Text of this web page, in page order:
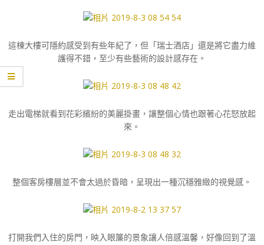
這棟大樓可隱約感受到有些年紀了，但「瑞士酒店」還是將它盡力維
護得不錯，至少有些藝術的設計感存在。
走出電梯就看到花彩繽紛的美麗掛畫，讓整個心情也跟著心花怒放起
來。
整個客房樓層並不會太過於昏暗，呈現出一種沉穩雅緻的視覺感。
打開我們入住的房門，映入眼簾的景象讓人倍感溫馨，好像回到了溫